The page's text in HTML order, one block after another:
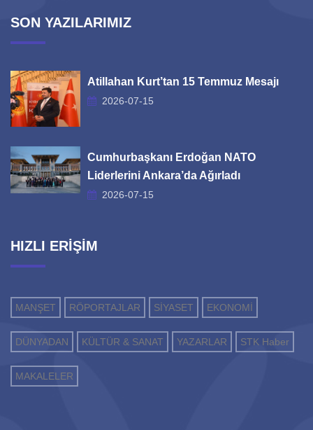
SON YAZILARIMIZ
Atillahan Kurt’tan 15 Temmuz Mesajı
2026-07-15
Cumhurbaşkanı Erdoğan NATO
Liderlerini Ankara’da Ağırladı
2026-07-15
HIZLI ERİŞİM
MANŞET RÖPORTAJLAR SİYASET EKONOMİ
DÜNYADAN KÜLTÜR & SANAT YAZARLAR STK Haber
MAKALELER